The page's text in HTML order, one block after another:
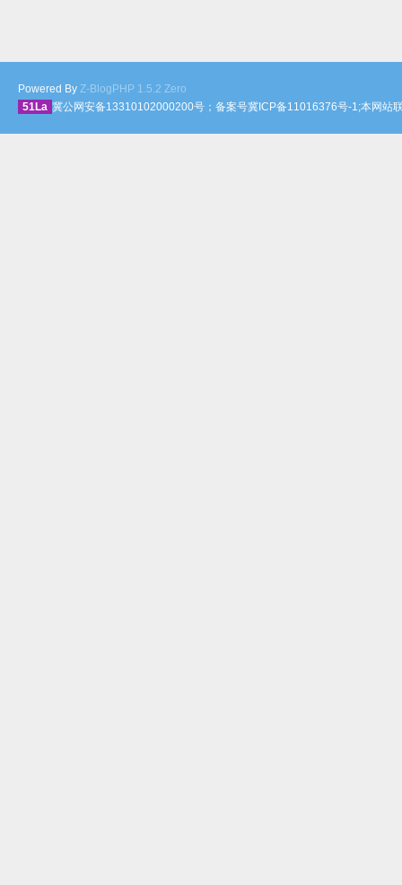
Powered By Z-BlogPHP 1.5.2 Zero
51La 冀公网安备13310102000200号；备案号冀ICP备11016376号-1;本网站